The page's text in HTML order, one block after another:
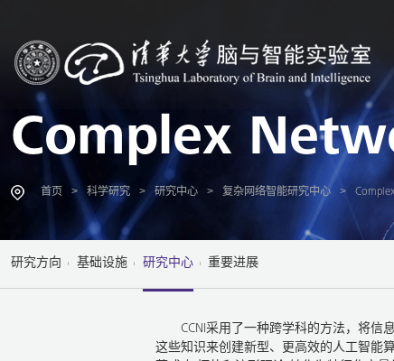
Complex
首页 > 科学研究 > 研究中心 > 复杂网络智能研究中心 >
研究方向 基础设施 研究中心 重要进展
CCNI采用了一种跨学科的方法，将信
这些知识来创建新型、更高效的人工智能